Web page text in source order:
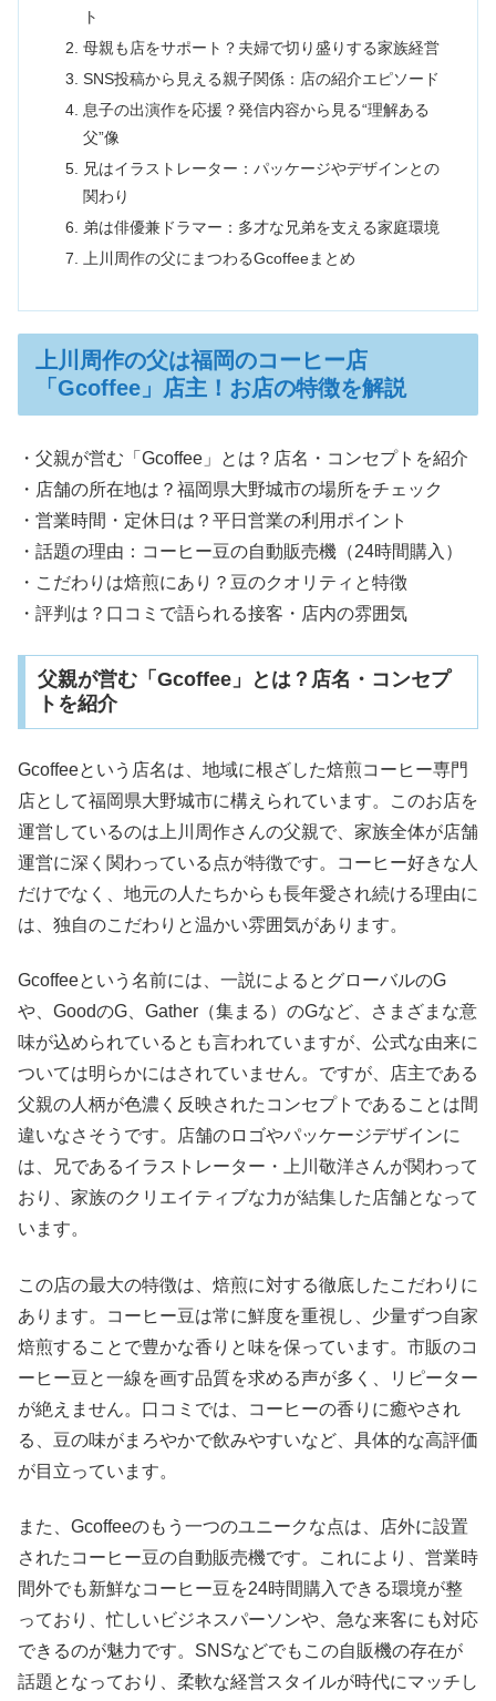
ト
母親も店をサポート？夫婦で切り盛りする家族経営
SNS投稿から見える親子関係：店の紹介エピソード
息子の出演作を応援？発信内容から見る“理解ある
父”像
兄はイラストレーター：パッケージやデザインとの
関わり
弟は俳優兼ドラマー：多才な兄弟を支える家庭環境
上川周作の父にまつわるGcoffeeまとめ
上川周作の父は福岡のコーヒー店
「Gcoffee」店主！お店の特徴を解説
・父親が営む「Gcoffee」とは？店名・コンセプトを紹介
・店舗の所在地は？福岡県大野城市の場所をチェック
・営業時間・定休日は？平日営業の利用ポイント
・話題の理由：コーヒー豆の自動販売機（24時間購入）
・こだわりは焙煎にあり？豆のクオリティと特徴
・評判は？口コミで語られる接客・店内の雰囲気
父親が営む「Gcoffee」とは？店名・コンセプ
トを紹介
Gcoffeeという店名は、地域に根ざした焙煎コーヒー専門
店として福岡県大野城市に構えられています。このお店を
運営しているのは上川周作さんの父親で、家族全体が店舗
運営に深く関わっている点が特徴です。コーヒー好きな人
だけでなく、地元の人たちからも長年愛され続ける理由に
は、独自のこだわりと温かい雰囲気があります。
Gcoffeeという名前には、一説によるとグローバルのG
や、GoodのG、Gather（集まる）のGなど、さまざまな意
味が込められているとも言われていますが、公式な由来に
ついては明らかにはされていません。ですが、店主である
父親の人柄が色濃く反映されたコンセプトであることは間
違いなさそうです。店舗のロゴやパッケージデザインに
は、兄であるイラストレーター・上川敬洋さんが関わって
おり、家族のクリエイティブな力が結集した店舗となって
います。
この店の最大の特徴は、焙煎に対する徹底したこだわりに
あります。コーヒー豆は常に鮮度を重視し、少量ずつ自家
焙煎することで豊かな香りと味を保っています。市販のコ
ーヒー豆と一線を画す品質を求める声が多く、リピーター
が絶えません。口コミでは、コーヒーの香りに癒やされ
る、豆の味がまろやかで飲みやすいなど、具体的な高評価
が目立っています。
また、Gcoffeeのもう一つのユニークな点は、店外に設置
されたコーヒー豆の自動販売機です。これにより、営業時
間外でも新鮮なコーヒー豆を24時間購入できる環境が整
っており、忙しいビジネスパーソンや、急な来客にも対応
できるのが魅力です。SNSなどでもこの自販機の存在が
話題となっており、柔軟な経営スタイルが時代にマッチし